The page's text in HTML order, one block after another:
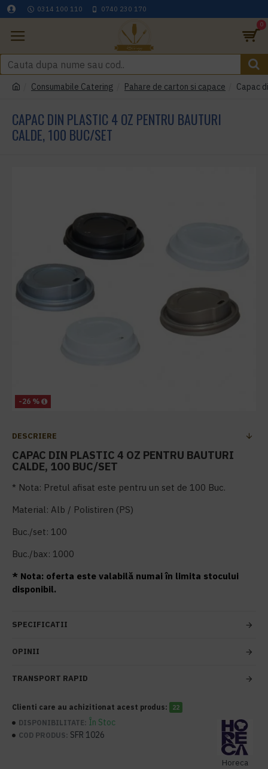
0314 100 110 0740 230 170
0
Consumabile Catering Pahare de carton si capace Capac
CAPAC DIN PLASTIC 4 OZ PENTRU BAUTURI
CALDE, 100 BUC/SET
-26 %
DESCRIERE
CAPAC DIN PLASTIC 4 OZ PENTRU BAUTURI
CALDE, 100 BUC/SET
* Nota: Pretul afisat este pentru un set de 100 Buc.
Material: Alb / Polistiren (PS)
Buc./set: 100
Buc./bax: 1000
* Nota: oferta este valabilă numai în limita stocului
disponibil.
SPECIFICATII
OPINII
TRANSPORT RAPID
Clienti care au achizitionat acest produs: 22
DISPONIBILITATE: În Stoc
COD PRODUS: SFR 1026
Horeca